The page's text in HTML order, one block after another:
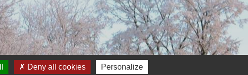
Deny all cookies Personalize